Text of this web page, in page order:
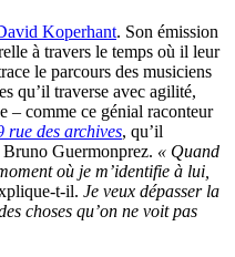
Koperhant. Son émission
à travers le temps où il leur
le parcours des musiciens
qu’il traverse avec agilité,
– comme ce génial raconteur
rue des archives, qu’il
Bruno Guermonprez. « Quand
où je m’identifie à lui,
t-il. Je veux dépasser la
choses qu’on ne voit pas